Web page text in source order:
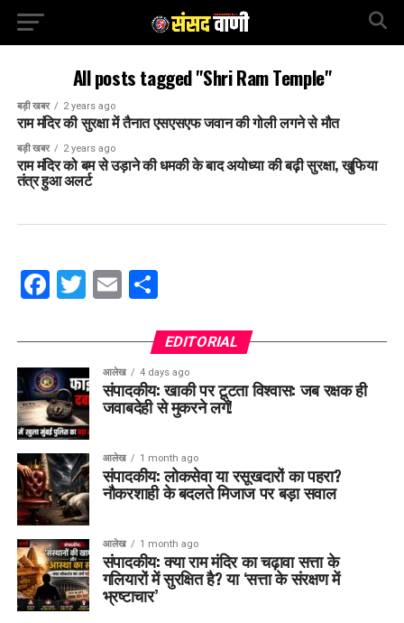
All posts tagged "Shri Ram Temple"
बड़ी खबर 2 years ago
राम मंदिर की सुरक्षा में तैनात एस‌एस‌एफ जवान की गोली लगने से मौत
बड़ी खबर 2 years ago
राम मंदिर को बम से उड़ाने की धमकी के बाद अयोध्या की बढ़ी सुरक्षा, खुफिया
तंत्र हुआ अलर्ट
Facebook
Twitter
EmailShare
EDITORIAL
आलेख 4 days ago
संपादकीय: खाकी पर टूटता विश्वास: जब रक्षक ही
जवाबदेही से मुकरने लगें!
आलेख 1 month ago
संपादकीय: लोकसेवा या रसूखदारों का पहरा?
नौकरशाही के बदलते मिजाज पर बड़ा सवाल
आलेख 1 month ago
संपादकीय: क्या राम मंदिर का चढ़ावा सत्ता के
गलियारों में सुरक्षित है? या ‘सत्ता के संरक्षण में
भ्रष्टाचार’